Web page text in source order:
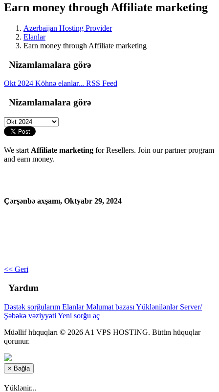
Earn money through Affiliate marketing
Azerbaijan Hosting Provider
Elanlar
Earn money through Affiliate marketing
Nizamlamalara görə
Okt 2024 Köhnə elanlar... RSS Feed
Nizamlamalara görə
We start Affiliate marketing for Resellers. Join our partner program
and earn money.
Çərşənbə axşamı, Oktyabr 29, 2024
<< Geri
Yardım
Dəstək sorğularım ElanlarMəlumat bazası Yüklənilənlər Server/
Şəbəkə vəziyyəti Yeni sorğu aç
Müəllif hüquqları © 2026 A1 VPS HOSTING. Bütün hüquqlar
qorunur.
× Bağla
Yüklənir...